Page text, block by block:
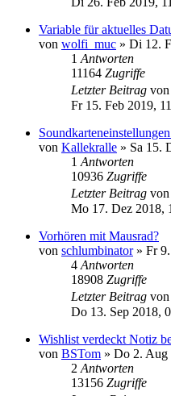
Variable für aktuelles
von wolfi_muc » Di 12.
1 Antworten
11164 Zugriffe
Letzter Beitrag von
Fr 15. Feb 2019,
von Kallekralle » Sa 15.
1 Antworten
10936 Zugriffe
Letzter Beitrag von
Mo 17. Dez 2018,
Vorhören mit Mausrad?
von schlumbinator» Fr 9.
4 Antworten
18908 Zugriffe
Letzter Beitrag von
Do 13. Sep 2018,
Wishlist verdeckt Notiz
von BSTom » Do 2. Aug
2 Antworten
13156 Zugriffe